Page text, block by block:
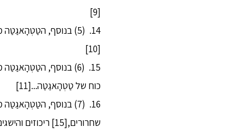
[9]
14. (5) בנוסף,
[10]
15. (6) בנוסף,
כוח של טַטְהָאגַטַה...[11]
שחרורים,[15] ריכוזים והישגים מדיטטיביים.[16] גם זה כוח של טַטְהָאגַטַה...